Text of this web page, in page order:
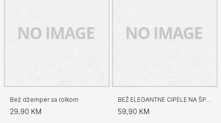
Bež džemper sa rolkom
29,90 KM
BEŽ ELEGANTNE CIPELE NA ŠPIC
59,90 KM